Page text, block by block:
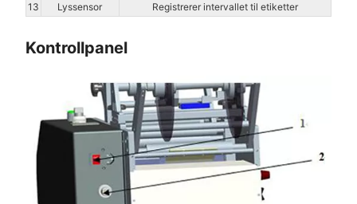
13
Lyssensor Registrerer intervallet til etiketter
Kontrollpanel